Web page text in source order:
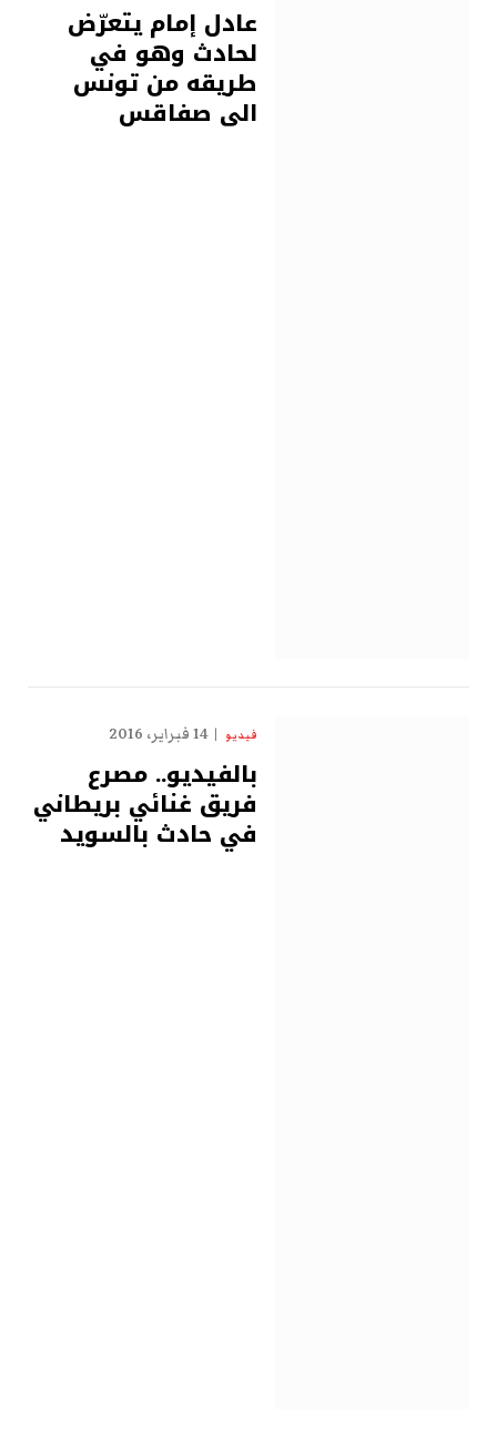
عادل إمام يتعرّض
لحادث وهو في
طريقه من تونس
الى صفاقس
فيديو 14 فبراير، 2016
بالفيديو.. مصرع
فريق غنائي بريطاني
في حادث بالسويد